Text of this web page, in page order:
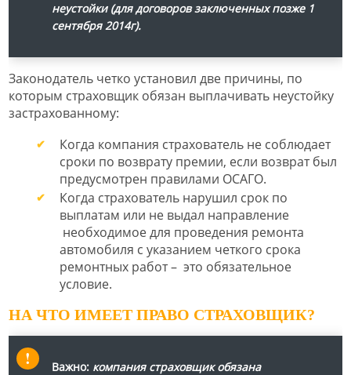
неустойки (для договоров заключенных позже 1
сентября 2014г).
Законодатель четко установил две причины, по
которым страховщик обязан выплачивать неустойку
застрахованному:
Когда компания страхователь не соблюдает
сроки по возврату премии, если возврат был
предусмотрен правилами ОСАГО.
Когда страхователь нарушил срок по
выплатам или не выдал направление
необходимое для проведения ремонта
автомобиля с указанием четкого срока
ремонтных работ – это обязательное
условие.
НА ЧТО ИМЕЕТ ПРАВО СТРАХОВЩИК?
Важно: компания страховщик обязана